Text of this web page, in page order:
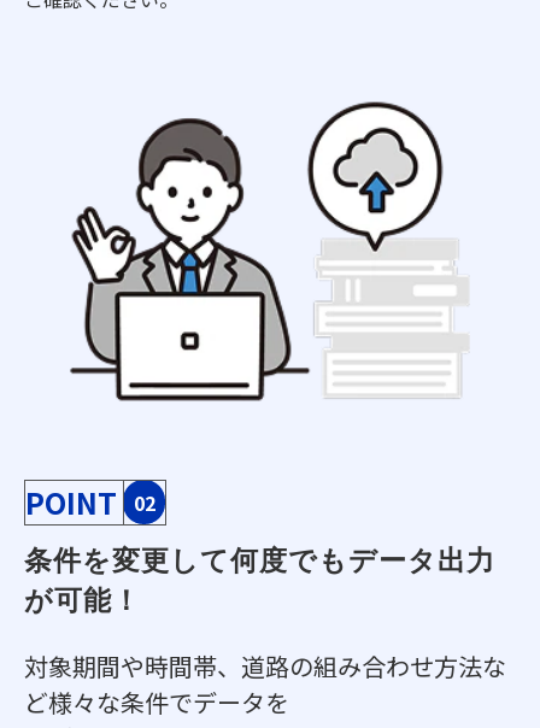
POINT 02
条件を変更して何度でもデータ出力
が可能！
対象期間や時間帯、道路の組み合わせ方法な
ど様々な条件でデータを